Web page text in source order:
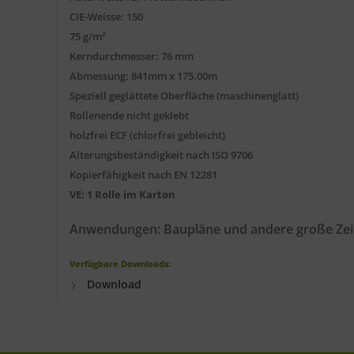
CIE-Weisse: 150
75 g/m²
Kerndurchmesser: 76 mm
Abmessung: 841mm x 175.00m
Speziell geglättete Oberfläche (maschinenglatt)
Rollenende nicht geklebt
holzfrei ECF (chlorfrei gebleicht)
Alterungsbeständigkeit nach ISO 9706
Kopierfähigkeit nach EN 12281
VE: 1 Rolle im Karton
Anwendungen: Baupläne und andere große
Verfügbare Downloads:
Download